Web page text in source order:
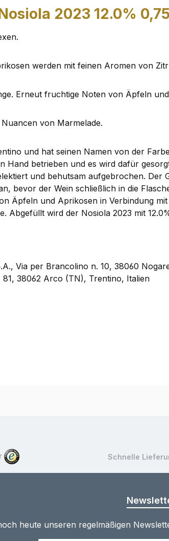
2023 12.0%
werden mit feinen Aromen von
Erneut fruchtige Noten von Äpfeln
von Marmelade.
und hat seinen Namen von der
Hand betrieben und es wird dafür
und behutsam aufgebrochen.
bevor der Wein schließlich in die
Äpfeln und Aprikosen in Verbindung
Abgefüllt wird der Nosiola 2023 mit
Via per Brancolino n. 10, 38060
38062 Arco (TN), Trentino, Italien
Schnelle
heute unseren regelmäßigen